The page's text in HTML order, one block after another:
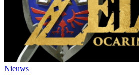
Nieuws